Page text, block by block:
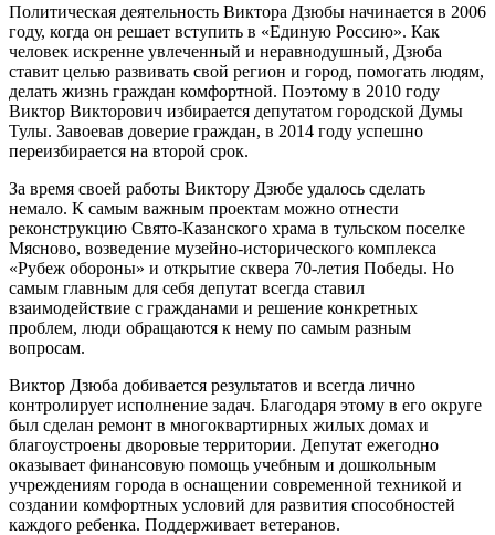
Политическая деятельность Виктора Дзюбы начинается в 2006
году, когда он решает вступить в «Единую Россию». Как
человек искренне увлеченный и неравнодушный, Дзюба
ставит целью развивать свой регион и город, помогать людям,
делать жизнь граждан комфортной. Поэтому в 2010 году
Виктор Викторович избирается депутатом городской Думы
Тулы. Завоевав доверие граждан, в 2014 году успешно
переизбирается на второй срок.
За время своей работы Виктору Дзюбе удалось сделать
немало. К самым важным проектам можно отнести
реконструкцию Свято-Казанского храма в тульском поселке
Мясново, возведение музейно-исторического комплекса
«Рубеж обороны» и открытие сквера 70-летия Победы. Но
самым главным для себя депутат всегда ставил
взаимодействие с гражданами и решение конкретных
проблем, люди обращаются к нему по самым разным
вопросам.
Виктор Дзюба добивается результатов и всегда лично
контролирует исполнение задач. Благодаря этому в его округе
был сделан ремонт в многоквартирных жилых домах и
благоустроены дворовые территории. Депутат ежегодно
оказывает финансовую помощь учебным и дошкольным
учреждениям города в оснащении современной техникой и
создании комфортных условий для развития способностей
каждого ребенка. Поддерживает ветеранов.